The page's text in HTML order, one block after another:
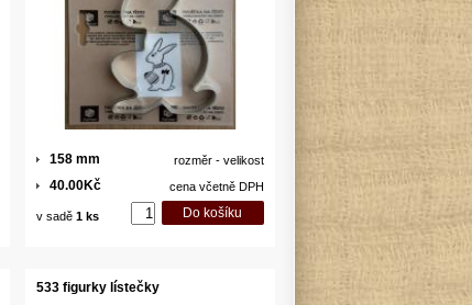
rozměr - velikost
158 mm
cena včetně DPH
40.00Kč
v sadě 1 ks
533 figurky lístečky